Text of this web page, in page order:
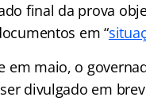
final da prova
em “
em maio, o
divulgado em